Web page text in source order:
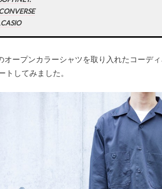
CASIO
オープンカラーシャツを取り入れたコーデ
トしてみました。